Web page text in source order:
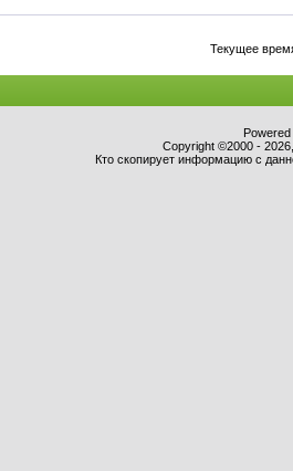
Текущее
Copyright ©2000 -
Кто скопирует информацию с